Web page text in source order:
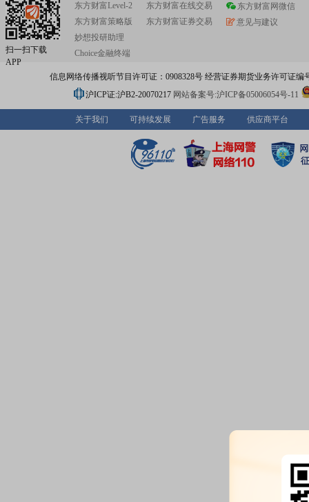
扫一扫下载
APP
东方财富Level-2
东方财富策略版
妙想投研助理
Choice金融终端
东方财富在线交易
东方财富证券交易
东方财富网微信
意见与建议
信息网络传播视听节目许可证：0908328号 经营证券期货业务许可证编
沪ICP证:沪B2-20070217 网站备案号:沪ICP备05006054号-11
关于我们 可持续发展 广告服务 供应商平台